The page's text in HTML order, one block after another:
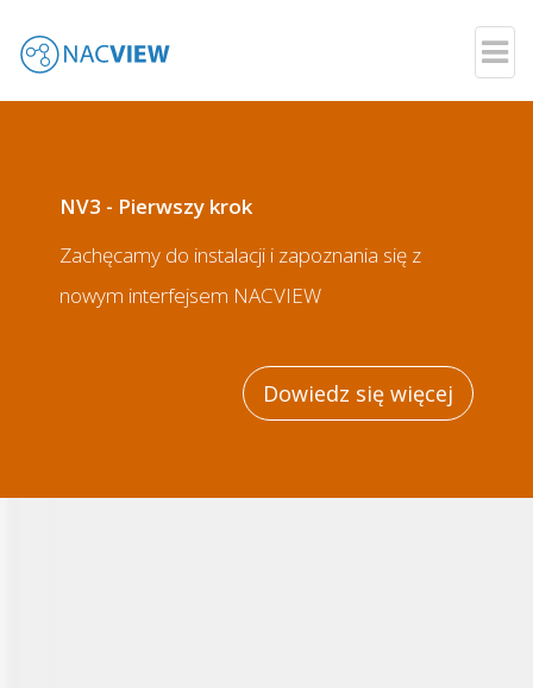
Przejdź
do
NV3 - Pierwszy krok
Zachęcamy do instalacji i zapoznania się z
nowym interfejsem NACVIEW
Dowiedz się więcej